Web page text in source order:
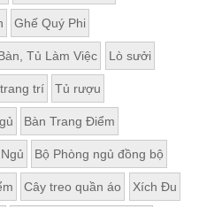
Ghế Quý Phi
Tủ Làm Việc Lò sưởi
trí Tủ rượu
Bàn Trang Điểm
Bộ Phòng ngủ đồng bộ
Cây treo quần áo Xích Đu